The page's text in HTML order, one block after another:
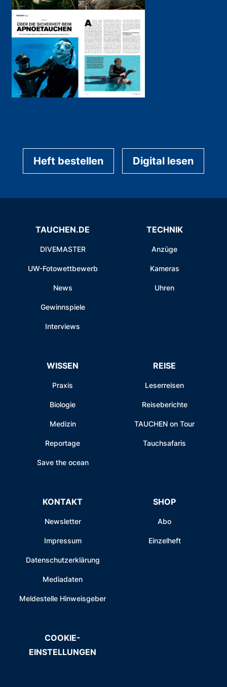
Heft bestellen Digital lesen
TAUCHEN.DE
DIVEMASTER
UW-Fotowettbewerb
News
Gewinnspiele
Interviews
TECHNIK
Anzüge
Kameras
Uhren
WISSEN
Praxis
Biologie
Medizin
Reportage
Save the ocean
REISE
Leserreisen
Reiseberichte
TAUCHEN on Tour
Tauchsafaris
KONTAKT
Newsletter
Impressum
Datenschutzerklärung
Mediadaten
Meldestelle Hinweisgeber
SHOP
Abo
Einzelheft
COOKIE-
EINSTELLUNGEN